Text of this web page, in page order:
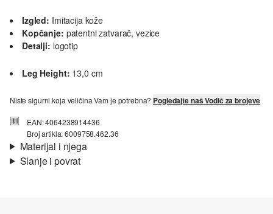
Izgled: Imitacija kože
Kopčanje: patentni zatvarač, vezice
Detalji: logotip
Leg Height: 13,0 cm
Niste sigurni koja veličina Vam je potrebna? Pogledajte naš Vodič za brojeve
EAN: 4064238914436
Broj artikla: 6009758.462.36
Materijal i njega
Slanje i povrat